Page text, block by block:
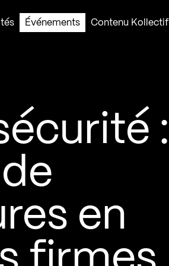
Événements Contenu Kollectif
:
en